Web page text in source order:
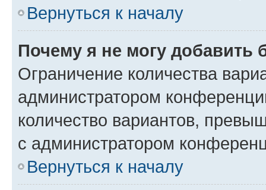
Вернуться к началу
Почему я не могу добавить
Ограничение количества
администратором
количество вариантов,
с администратором
Вернуться к началу